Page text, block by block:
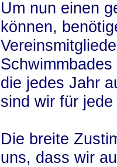
Um nun einen
können,
die jedes Jahr
sind wir für
Die breite
uns, dass wir